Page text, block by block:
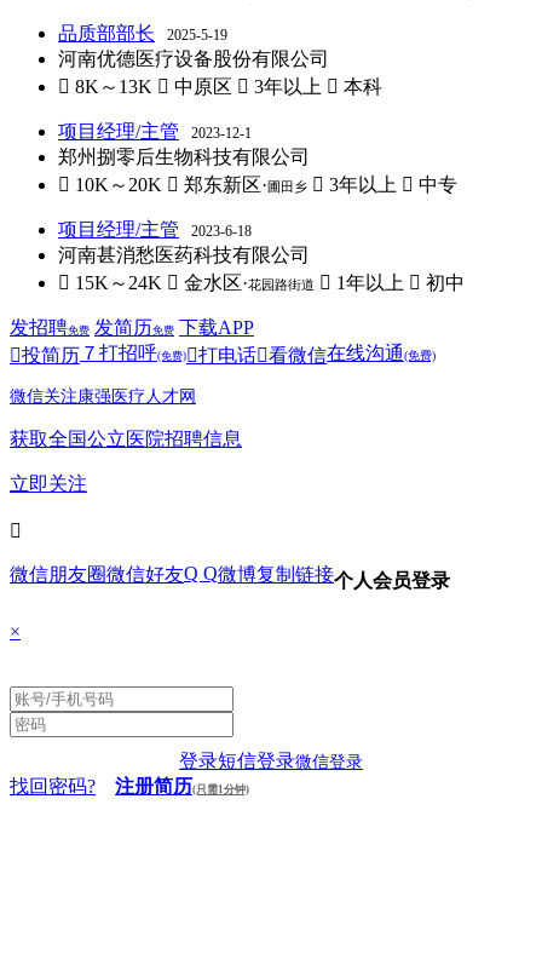
品质部部长 2025-5-19
河南优德医疗设备股份有限公司
 8K～13K  中原区  3年以上  本科
项目经理/主管 2023-12-1
郑州捌零后生物科技有限公司
 10K～20K  郑东新区·圃田乡  3年以上  中专
项目经理/主管 2023-6-18
河南甚消愁医药科技有限公司
 15K～24K  金水区·花园路街道  1年以上  初中
发招聘免费 发简历免费 下载APP
投简历 ７ 打招呼(免费) 打电话看微信在线沟通(免费)
微信关注康强医疗人才网
获取全国公立医院招聘信息
立即关注

微信朋友圈微信好友Q Q微博复制链接个人会员登录
×
登录短信登录微信登录
找回密码? 注册简历(只需1分钟)